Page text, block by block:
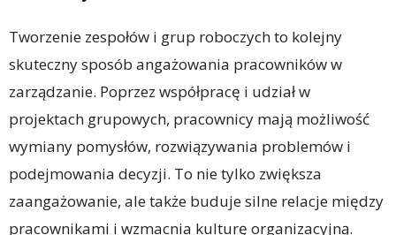
Tworzenie zespołów i grup roboczych to kolejny
skuteczny sposób angażowania pracowników w
zarządzanie. Poprzez współpracę i udział w
projektach grupowych, pracownicy mają możliwość
wymiany pomysłów, rozwiązywania problemów i
podejmowania decyzji. To nie tylko zwiększa
zaangażowanie, ale także buduje silne relacje między
pracownikami i wzmacnia kulturę organizacyjną.